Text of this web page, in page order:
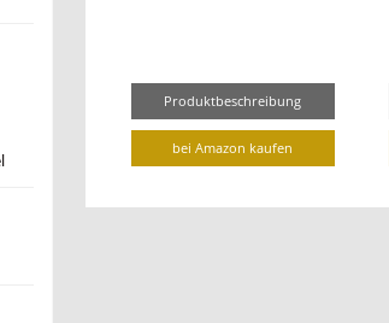
Produktbeschreibung
bei Amazon kaufen